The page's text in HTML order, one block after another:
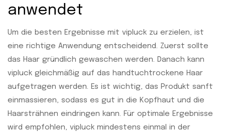
anwendet
Um die besten Ergebnisse mit vipluck zu erzielen, ist
eine richtige Anwendung entscheidend. Zuerst sollte
das Haar gründlich gewaschen werden. Danach kann
vipluck gleichmäßig auf das handtuchtrockene Haar
aufgetragen werden. Es ist wichtig, das Produkt sanft
einmassieren, sodass es gut in die Kopfhaut und die
Haarsträhnen eindringen kann. Für optimale Ergebnisse
wird empfohlen, vipluck mindestens einmal in der